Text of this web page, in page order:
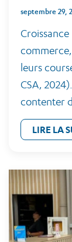
septembre 29,
leurs
CSA,
contenter
LIRE LA